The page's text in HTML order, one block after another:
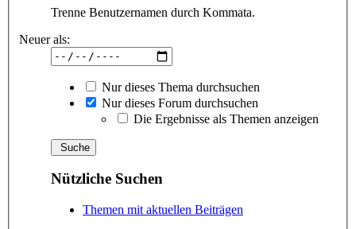
Trenne Benutzernamen durch Kommata.
Neuer als:
Nur dieses Thema durchsuchen
Nur dieses Forum durchsuchen
Die Ergebnisse als Themen anzeigen
Nützliche Suchen
Themen mit aktuellen Beiträgen